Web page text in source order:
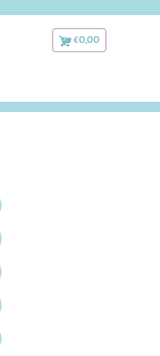
€0,00
€0,00